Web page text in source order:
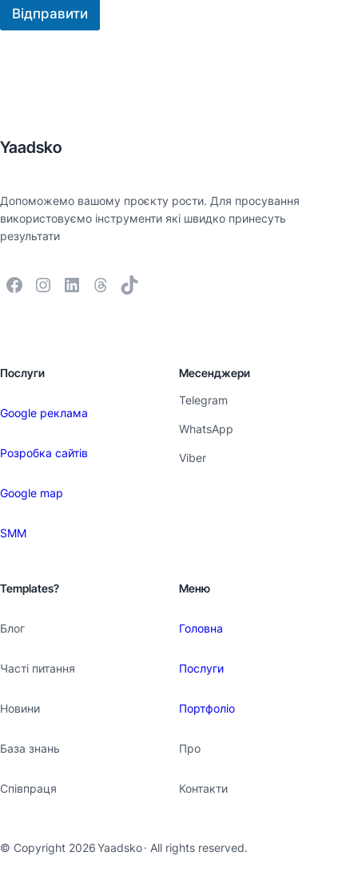
Відправити
Yaadsko
Допоможемо вашому проєкту рости. Для просування
використовуємо інструменти які швидко принесуть
результати
Послуги
Google реклама
Розробка сайтів
Google map
SMM
Месенджери
Telegram
WhatsApp
Viber
Templates?
Блог
Часті питання
Новини
База знань
Співпраця
Меню
Головна
Послуги
Портфоліо
Про
Контакти
© Copyright 2026Yaadsko· All rights reserved.